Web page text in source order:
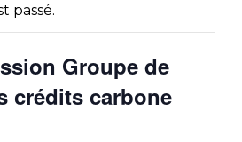
passé.
Groupe de
crédits carbone